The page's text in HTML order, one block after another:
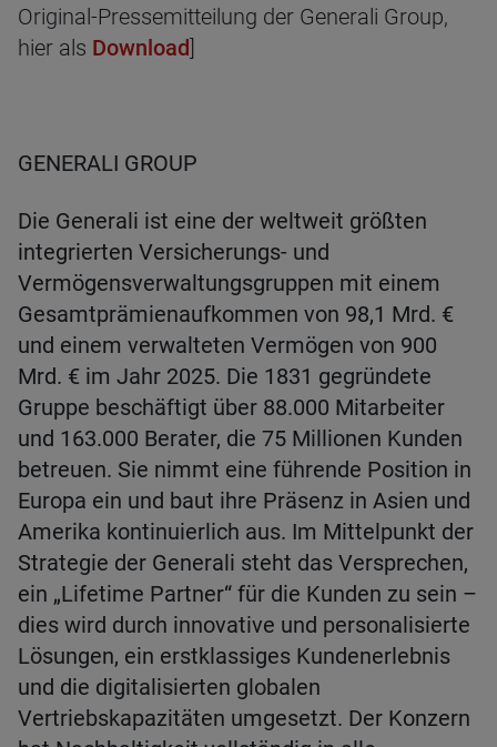
Original-Pressemitteilung der Generali Group,
hier als Download]
GENERALI GROUP
Die Generali ist eine der weltweit größten
integrierten Versicherungs- und
Vermögensverwaltungsgruppen mit einem
Gesamtprämienaufkommen von 98,1 Mrd. €
und einem verwalteten Vermögen von 900
Mrd. € im Jahr 2025. Die 1831 gegründete
Gruppe beschäftigt über 88.000 Mitarbeiter
und 163.000 Berater, die 75 Millionen Kunden
betreuen. Sie nimmt eine führende Position in
Europa ein und baut ihre Präsenz in Asien und
Amerika kontinuierlich aus. Im Mittelpunkt der
Strategie der Generali steht das Versprechen,
ein „Lifetime Partner“ für die Kunden zu sein –
dies wird durch innovative und personalisierte
Lösungen, ein erstklassiges Kundenerlebnis
und die digitalisierten globalen
Vertriebskapazitäten umgesetzt. Der Konzern